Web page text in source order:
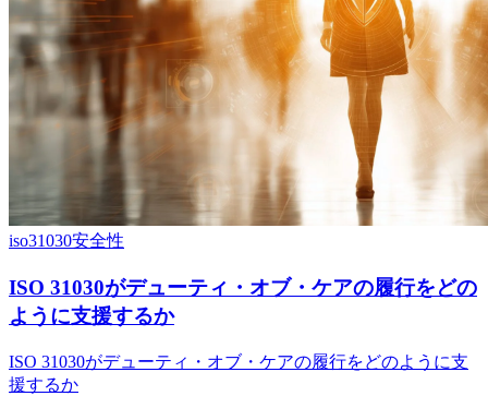
iso31030安全性
ISO 31030がデューティ・オブ・ケアの履行をどの
ように支援するか
ISO 31030がデューティ・オブ・ケアの履行をどのように支
援するか